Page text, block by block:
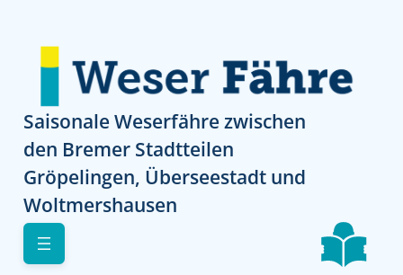
Direkt zur Navigation
Direkt zur Navigation
Direkt zum Inhalt
Skip to footer
Saisonale Weserfähre zwischen
den Bremer Stadtteilen
Gröpelingen, Überseestadt und
Woltmershausen